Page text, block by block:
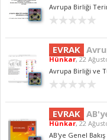
Avrupa Birliği
EVRAK
Hünkar,22
Avrupa Birliği ve
EVRAK
Hünkar,22
AB'ye Genel Bakış